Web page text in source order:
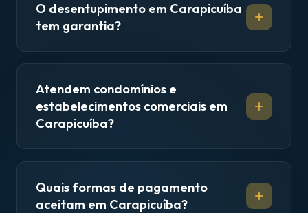
O desentupimento em Carapicuíba
tem garantia?
Atendem condomínios e
estabelecimentos comerciais em
Carapicuíba?
Quais formas de pagamento
aceitam em Carapicuíba?